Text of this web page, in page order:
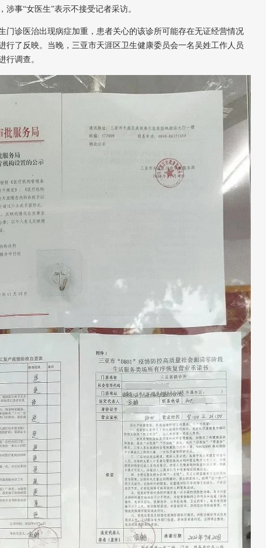
事“女医生”表示不接受记者采访。
诊医治出现病症加重，患者关心的该诊所可能存在无证经营情况
行了反映。当晚，三亚市天涯区卫生健康委员会一名吴姓工作人员
行调查。